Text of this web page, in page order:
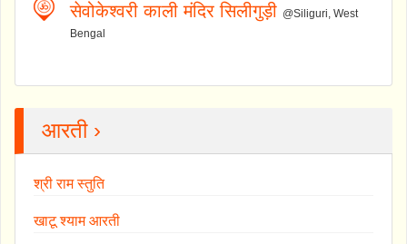
सेवोकेश्वरी काली मंदिर सिलीगुड़ी @Siliguri, West
Bengal
आरती ›
श्री राम स्तुति
खाटू श्याम आरती